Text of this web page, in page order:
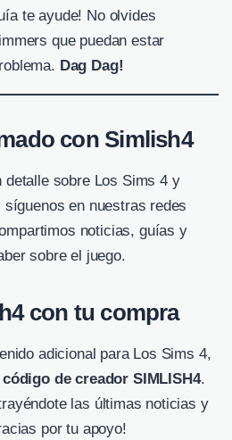
te ayude! No olvides
que puedan estar
Dag Dag!
con Simlish4
detalle sobre Los Sims 4 y
en nuestras redes
noticias, guías y
sobre el juego.
con tu compra
adicional para Los Sims 4,
código de creador SIMLISH4.
las últimas noticias y
por tu apoyo!